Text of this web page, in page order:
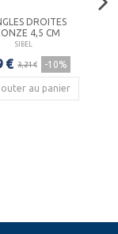
DROITES
4,5 CM
SIBEL
€ 3,21 € -10%
au panier